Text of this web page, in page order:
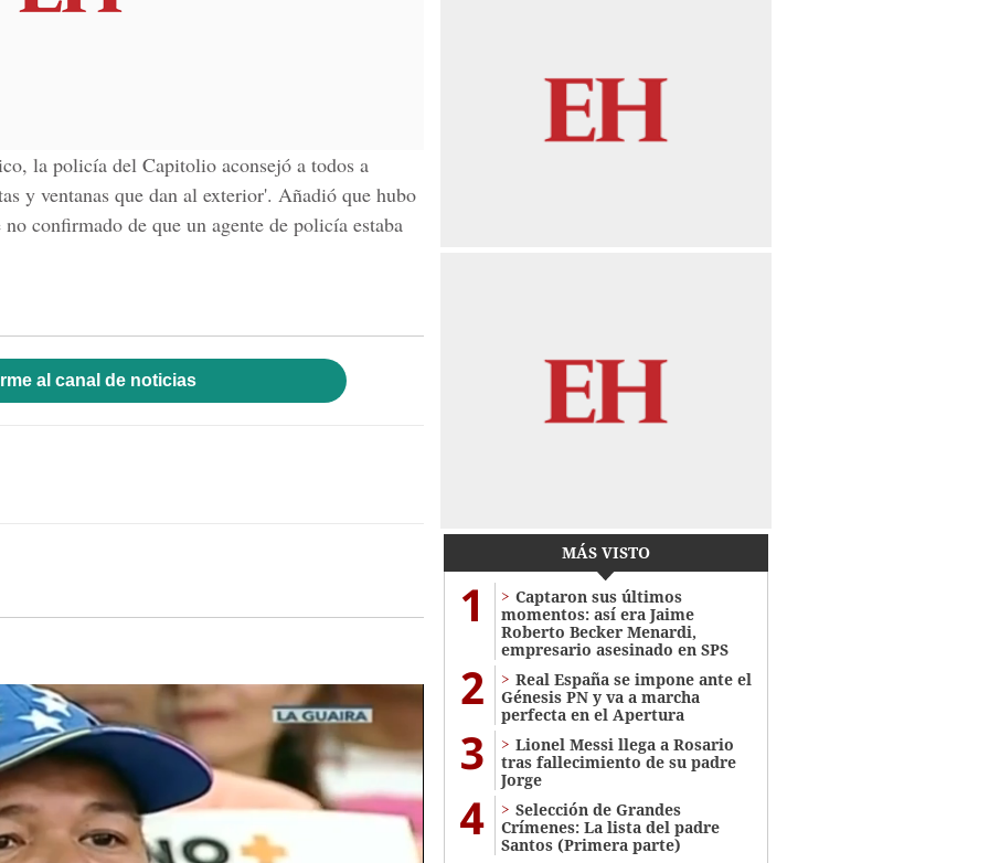
la policía del Capitolio aconsejó a todos a
y ventanas que dan al exterior'. Añadió que hubo
confirmado de que un agente de policía estaba
al canal de noticias
MÁS VISTO
1
Captaron sus últimos
momentos: así era Jaime
Roberto Becker Menardi​​​,
empresario asesinado en SPS
2
Real España se impone ante el
Génesis PN y va a marcha
perfecta en el Apertura
3
Lionel Messi llega a Rosario
tras fallecimiento de su padre
Jorge
4
Selección de Grandes
Crímenes: La lista del padre
Santos (Primera parte)